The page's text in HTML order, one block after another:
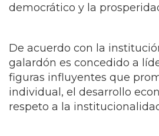
democrático y la
De acuerdo con la
galardón es concedido a
figuras influyentes que
individual, el desarrollo
respeto a la